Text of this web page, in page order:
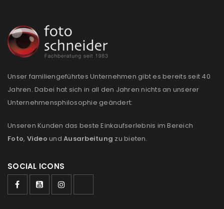
NEWSLETTER ABONNIEREN
Please select all the ways you would like to hear from
us
Ich stimme zu
Ja, ich möchte ein Kundenkonto eröffnen und
Unser familiengeführtes Unternehmen gibt es bereits seit 40
Jahren. Dabei hat sich in all den Jahren nichts an unserer
Unternehmensphilosophie geändert:
Unseren Kunden das beste Einkaufserlebnis im Bereich
Foto, Video und Ausarbeitung zu bieten.
SOCIAL ICONS